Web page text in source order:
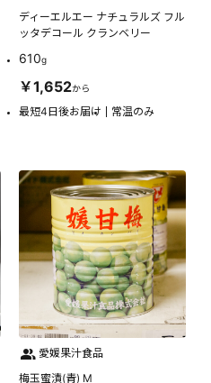
ディーエルエー ナチュラルズ フル
ッタデコール クランベリー
610g
￥1,652から
最短4日後お届け 常温のみ
愛媛果汁食品
梅玉蜜漬(青) M